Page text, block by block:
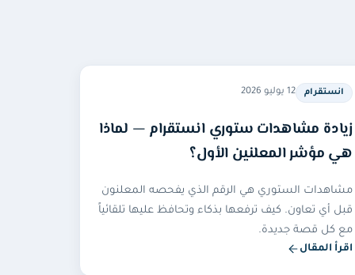
انستقرام 12 يوليو 2026
زيادة مشاهدات ستوري انستقرام — لماذا
هي مؤشر المعلنين الأول؟
مشاهدات الستوري هي الرقم الذي يفحصه المعلنون
قبل أي تعاون. كيف ترفعها بذكاء وتحافظ عليها تلقائياً
مع كل قصة جديدة.
اقرأ المقال